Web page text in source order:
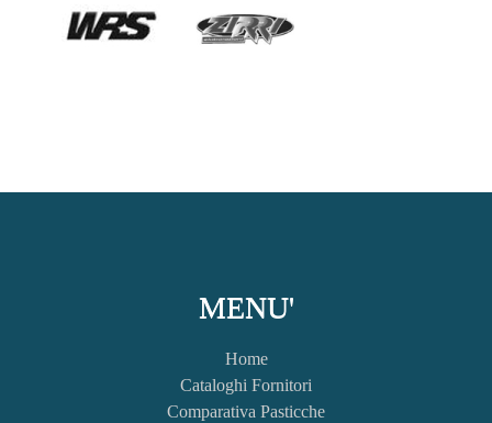
MENU'
Home
Cataloghi Fornitori
Comparativa Pasticche